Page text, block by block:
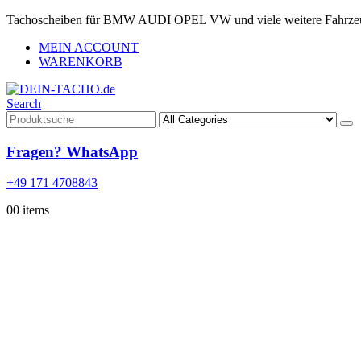
Tachoscheiben für BMW AUDI OPEL VW und viele weitere
MEIN ACCOUNT
WARENKORB
Search
Fragen? WhatsApp
+49 171 4708843
00 items